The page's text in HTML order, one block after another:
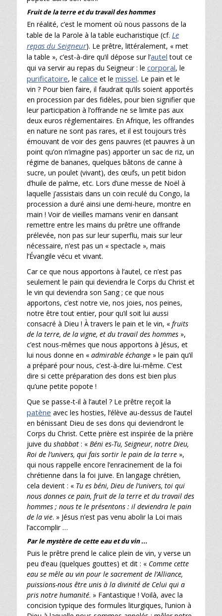
Fruit de la terre et du travail des hommes
En réalité, c’est le moment où nous passons de la
table de la Parole à la table eucharistique (cf. Le
repas du Seigneur). Le prêtre, littéralement, « met
la table », c’est-à-dire qu’il dépose sur l’autel tout ce
qui va servir au repas du Seigneur : le corporal, le
purificatoire, le calice et le missel. Le pain et le
vin ? Pour bien faire, il faudrait qu’ils soient apportés
en procession par des fidèles, pour bien signifier que
leur participation à l’offrande ne se limite pas aux
deux euros réglementaires. En Afrique, les offrandes
en nature ne sont pas rares, et il est toujours très
émouvant de voir des gens pauvres (et pauvres à un
point qu’on n’imagine pas) apporter un sac de riz, un
régime de bananes, quelques bâtons de canne à
sucre, un poulet (vivant), des œufs, un petit bidon
d’huile de palme, etc. Lors d’une messe de Noël à
laquelle j’assistais dans un coin reculé du Congo, la
procession a duré ainsi une demi-heure, montre en
main ! Voir de vieilles mamans venir en dansant
remettre entre les mains du prêtre une offrande
prélevée, non pas sur leur superflu, mais sur leur
nécessaire, n’est pas un « spectacle », mais
l’Évangile vécu et vivant.
Car ce que nous apportons à l’autel, ce n’est pas
seulement le pain qui deviendra le Corps du Christ et
le vin qui deviendra son Sang ; ce que nous
apportons, c’est notre vie, nos joies, nos peines,
notre être tout entier, pour qu’il soit lui aussi
consacré à Dieu ! À travers le pain et le vin, « fruits
de la terre, de la vigne, et du travail des hommes »,
c’est nous-mêmes que nous apportons à Jésus, et
lui nous donne en « admirable échange » le pain qu’il
a préparé pour nous, c’est-à-dire lui-même. C’est
dire si cette préparation des dons est bien plus
qu’une petite popote !
Que se passe-t-il à l’autel ? Le prêtre reçoit la
patène avec les hosties, l’élève au-dessus de l’autel
en bénissant Dieu de ses dons qui deviendront le
Corps du Christ. Cette prière est inspirée de la prière
juive du shabbat : « Béni es-Tu, Seigneur, notre Dieu,
Roi de l’univers, qui fais sortir le pain de la terre »,
qui nous rappelle encore l’enracinement de la foi
chrétienne dans la foi juive. En langage chrétien,
cela devient : « Tu es béni, Dieu de l’univers, toi qui
nous donnes ce pain, fruit de la terre et du travail des
hommes ; nous te le présentons : il deviendra le pain
de la vie. » Jésus n’est pas venu abolir la Loi mais
l’accomplir …
Par le mystère de cette eau et du vin …
Puis le prêtre prend le calice plein de vin, y verse un
peu d’eau (quelques gouttes) et dit : « Comme cette
eau se mêle au vin pour le sacrement de l’Alliance,
puissions-nous être unis à la divinité de Celui qui a
pris notre humanité. » Fantastique ! Voilà, avec la
concision typique des formules liturgiques, l’union à